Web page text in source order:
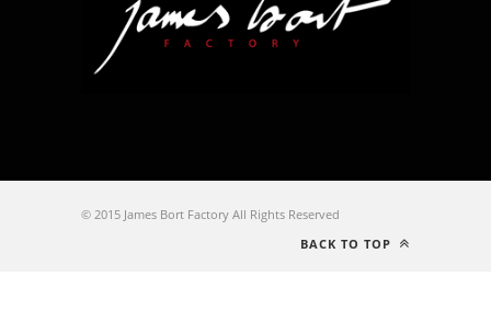
© 2015 James Bort Factory All Rights Reserved
BACK TO TOP